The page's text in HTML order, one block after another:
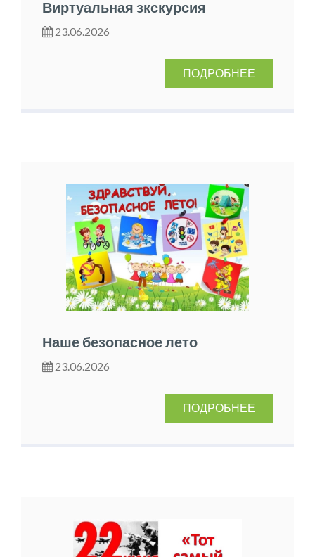
Виртуальная зкскурсия
23.06.2026
ПОДРОБНЕЕ
Наше безопасное лето
23.06.2026
ПОДРОБНЕЕ